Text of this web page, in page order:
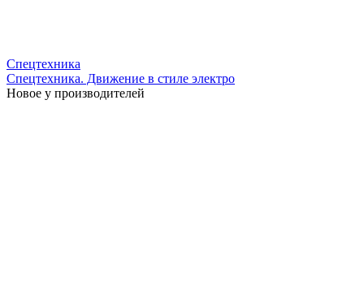
Спецтехника
Спецтехника. Движение в стиле электро
Новое у производителей